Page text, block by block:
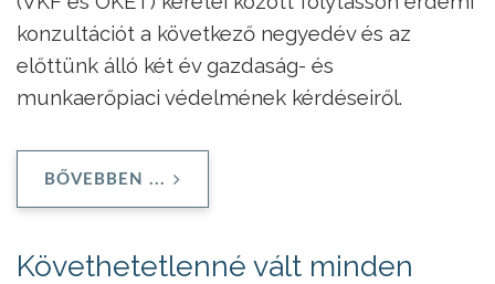
konzultációt a következő negyedév és az
előttünk álló két év gazdaság- és
munkaerőpiaci védelmének kérdéseiről.
BŐVEBBEN ...
Követhetetlenné vált minden